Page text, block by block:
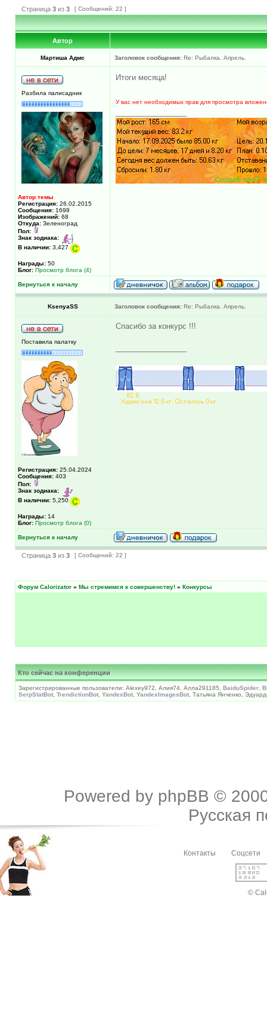
Страница 3 из 3 [ Сообщений: 22 ]
Автор
Мартиша Адмс Заголовок сообщения: Re: Рыбалка. Апрель.
Разбила палисадник
Автор темы
Регистрация: 26.02.2015
Сообщения: 1698
Изображений: 68
Откуда: Зеленоград
Пол:
Знак зодиака:
В наличии: 3,427
Награды: 50
Блог: Просмотр блога (4)
Итоги месяца!
У вас нет необходимых прав для просмотра
Вернуться к началу
KsenyaSS Заголовок сообщения: Re: Рыбалка. Апрель.
Поставила палатку
Регистрация: 25.04.2024
Сообщения: 403
Пол:
Знак зодиака:
В наличии: 5,250
Награды: 14
Блог: Просмотр блога (0)
Спасибо за конкурс !!!
Вернуться к началу
Страница 3 из 3 [ Сообщений: 22 ]
Форум Calorizator » Мы стремимся к совершенству! » Конкурсы
Кто сейчас на конференции
Зарегистрированные пользователи: Alexey972, Алия74, Алла291185, BaiduSpider
SerpStatBot TrendictionBot YandexBot YandexImagesBot , Татьяна Янченко,
Powered by phpBB ©
Русская
Контакты Соцсети
©